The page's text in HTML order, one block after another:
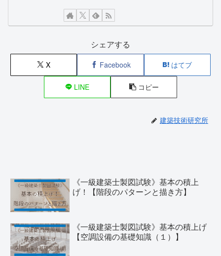
シェアする
X Facebook はてブ
LINE コピー
建築技術研究所
《一級建築士製図試験》基本の積上
げ！【階段のパターンと描き方】
《一級建築士製図試験》基本の積上げ
【空調設備の基礎知識（１）】